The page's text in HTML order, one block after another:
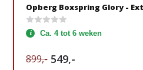
Opberg Boxspring Glory -
Ca. 4 tot 6 weken
899,- 549,-